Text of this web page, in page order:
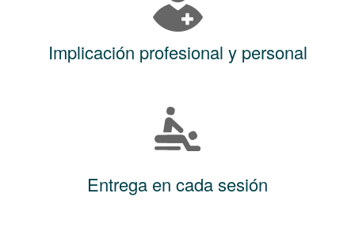
Implicación profesional y personal
Entrega en cada sesión